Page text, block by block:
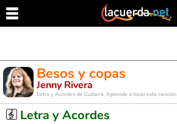
Besos y copas
Jenny Rivera
Letra y Acordes de Guitarra. Aprende a tocar esta canción
Letra y Acordes